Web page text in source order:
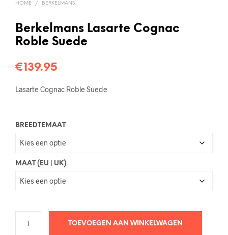
HOME / BERKELMANS
Berkelmans Lasarte Cognac
Roble Suede
€139.95
Lasarte Cognac Roble Suede
BREEDTEMAAT
MAAT (EU | UK)
TOEVOEGEN AAN WINKELWAGEN